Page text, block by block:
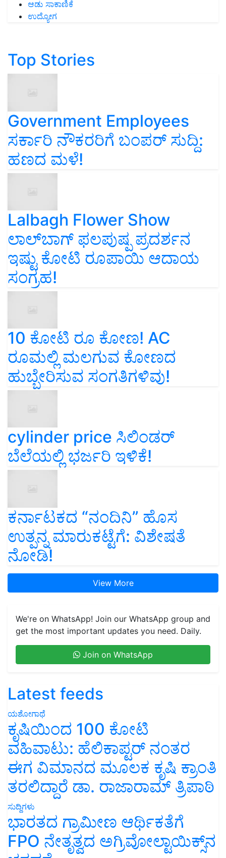
ಆಡು ಸಾಕಾಣಿಕೆ
ಉದ್ಯೋಗ
Top Stories
Government Employees
ಸರ್ಕಾರಿ ನೌಕರರಿಗೆ ಬಂಪರ್‌ ಸುದ್ದಿ:
ಹಣದ ಮಳೆ!
Lalbagh Flower Show
ಲಾಲ್‌ಬಾಗ್ ಫಲಪುಷ್ಪ ಪ್ರದರ್ಶನ
ಇಷ್ಟು ಕೋಟಿ ರೂಪಾಯಿ ಆದಾಯ
ಸಂಗ್ರಹ!
10 ಕೋಟಿ ರೂ ಕೋಣ! AC
ರೂಮಲ್ಲಿ ಮಲಗುವ ಕೋಣದ
ಹುಬ್ಬೇರಿಸುವ ಸಂಗತಿಗಳಿವು!
cylinder price ಸಿಲಿಂಡರ್‌
ಬೆಲೆಯಲ್ಲಿ ಭರ್ಜರಿ ಇಳಿಕೆ!
ಕರ್ನಾಟಕದ “ನಂದಿನಿ” ಹೊಸ
ಉತ್ಪನ್ನ ಮಾರುಕಟ್ಟೆಗೆ: ವಿಶೇಷತೆ
ನೋಡಿ!
View More
We're on WhatsApp! Join our WhatsApp group and
get the most important updates you need. Daily.
Join on WhatsApp
Latest feeds
ಯಶೋಗಾಥೆ
ಕೃಷಿಯಿಂದ 100 ಕೋಟಿ
ವಹಿವಾಟು: ಹೆಲಿಕಾಪ್ಟರ್ ನಂತರ
ಈಗ ವಿಮಾನದ ಮೂಲಕ ಕೃಷಿ ಕ್ರಾಂತಿ
ತರಲಿದ್ದಾರೆ ಡಾ. ರಾಜಾರಾಮ್ ತ್ರಿಪಾಠಿ
ಸುದ್ದಿಗಳು
ಭಾರತದ ಗ್ರಾಮೀಣ ಆರ್ಥಿಕತೆಗೆ
FPO ನೇತೃತ್ವದ ಅಗ್ರಿವೋಲ್ಟಾಯಿಕ್ಸ್‌ನ